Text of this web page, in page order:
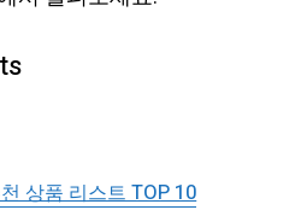
상품 리스트 TOP 10